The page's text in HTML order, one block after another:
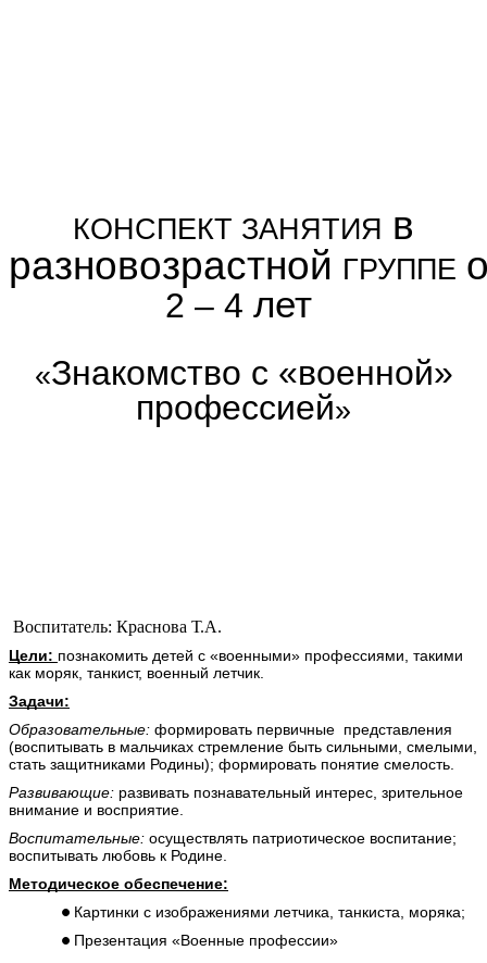
КОНСПЕКТ ЗАНЯТИЯ в
разновозрастной ГРУППЕ
2 – 4 лет
«Знакомство с «военной»
профессией»
Воспитатель: Краснова Т.А.
Цели: познакомить детей с «военными» профессиями, такими
как моряк, танкист, военный летчик.
Задачи:
Образовательные: формировать первичные представления
(воспитывать в мальчиках стремление быть сильными, смелыми,
стать защитниками Родины); формировать понятие смелость.
Развивающие: развивать познавательный интерес, зрительное
внимание и восприятие.
Воспитательные: осуществлять патриотическое воспитание;
воспитывать любовь к Родине.
Методическое обеспечение:
Картинки с изображениями летчика, танкиста, моряка;
Презентация «Военные профессии»